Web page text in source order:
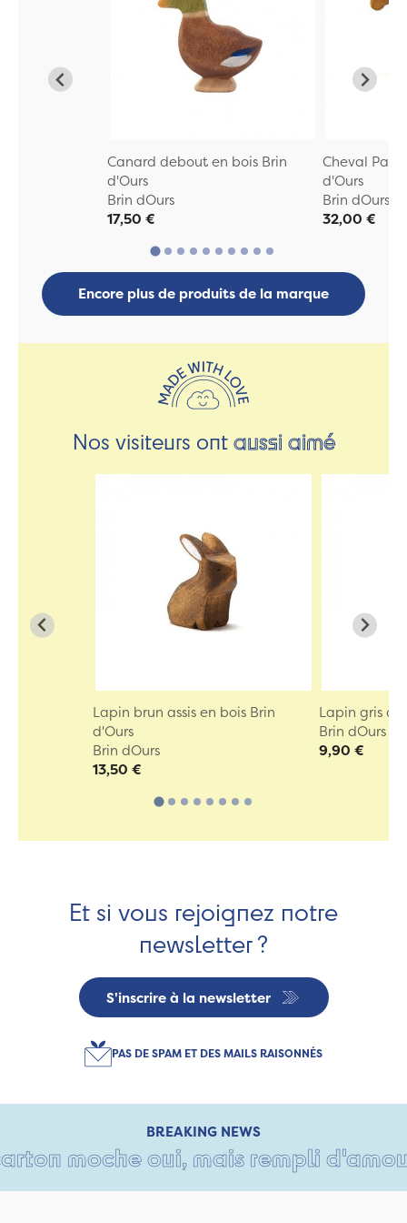
Canard debout en bois Brin
d'Ours
Brin dOurs
17,50 €
Cheval
d'Ours
Brin dOurs
32,00 €
Encore plus de produits de la marque
Nos visiteurs ontaussi aimé
Lapin brun assis en bois Brin
d'Ours
Brin dOurs
13,50 €
Lapin gris
Brin dOurs
9,90 €
Et si vous rejoignez notre
newsletter ?
S'inscrire à la newsletter
PAS DE SPAM ET DES MAILS RAISONNÉS
BREAKING NEWS
moche oui, mais rempli d'amour